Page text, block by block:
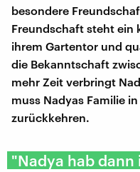
besondere
Freundschaft steht ein
ihrem Gartentor und
die Bekanntschaft
mehr Zeit verbringt
muss Nadyas Familie
zurückkehren.
"Nadya hab dann